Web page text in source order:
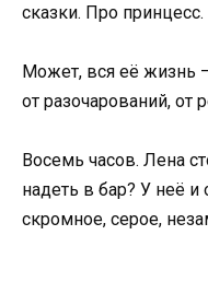
сказки. Про
Может, вся её жизнь
от разочарований, от
Восемь часов. Лена
надеть в бар? У неё
скромное, серое,